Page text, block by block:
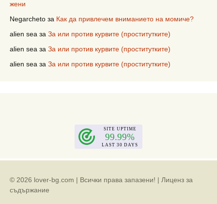
жени
Negarcheto за Как да привлечем вниманието на момиче?
alien sea за За или против курвите (проститутките)
alien sea за За или против курвите (проститутките)
alien sea за За или против курвите (проститутките)
© 2026 lover-bg.com | Всички права запазени! | Лиценз за
съдържание